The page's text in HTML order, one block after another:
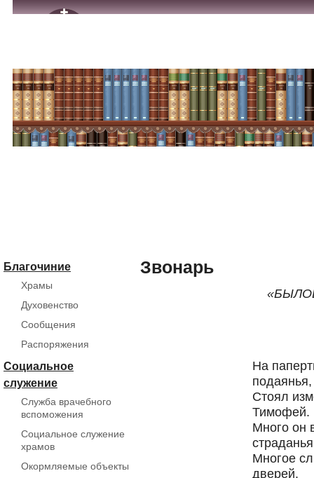
Благочиние
Храмы
Духовенство
Сообщения
Распоряжения
Социальное
служение
Служба врачебного
вспоможения
Социальное служение
храмов
Окормляемые объекты
Звонарь
На
подаянья,
Стоял
Тимофей.
Много он
Многое
дверей.